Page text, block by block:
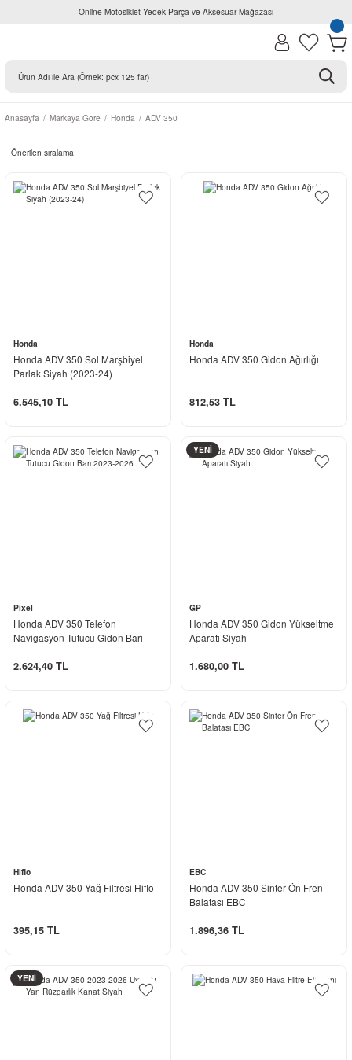
Online Motosiklet Yedek Parça ve Aksesuar Mağazası
Anasayfa Markaya Göre Honda ADV 350
Honda
Honda ADV 350 Sol Marşbiyel
Parlak Siyah (2023-24)
6.545,10 TL
Honda
Honda ADV 350 Gidon Ağırlığı
812,53 TL
Pixel
Honda ADV 350 Telefon
Navigasyon Tutucu Gidon Barı
2.624,40 TL
YENİ
GP
Honda ADV 350 Gidon Yükseltme
Aparatı Siyah
1.680,00 TL
Hiflo
Honda ADV 350 Yağ Filtresi Hiflo
395,15 TL
EBC
Honda ADV 350 Sinter Ön Fren
Balatası EBC
1.896,36 TL
YENİ